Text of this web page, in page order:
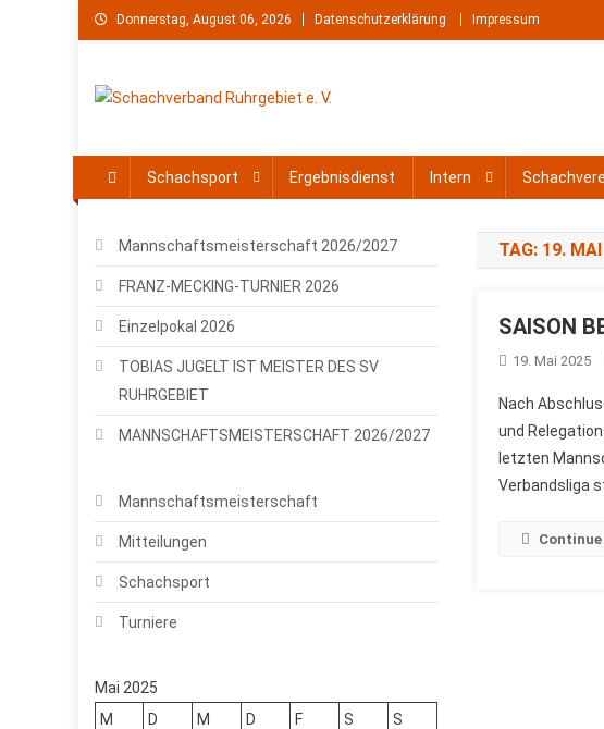
Skip
to
Donnerstag, August 06, 2026 Datenschutzerklärung Impressum
Schachsport Ergebnisdienst Intern
TAG: 19.
SAISON
19. Mai 2025
Nach
und
letzten
Verbandsliga
Continue
Mannschaftsmeisterschaft 2026/2027
FRANZ-MECKING-TURNIER 2026
Einzelpokal 2026
TOBIAS JUGELT IST MEISTER DES SV
RUHRGEBIET
MANNSCHAFTSMEISTERSCHAFT 2026/2027
Mannschaftsmeisterschaft
Mitteilungen
Schachsport
Turniere
Mai 2025
M
D M D F S
S